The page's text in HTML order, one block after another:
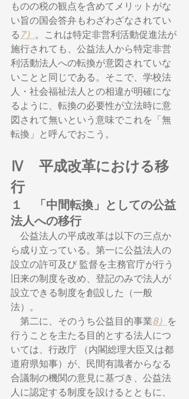
ものの税の観点を含めてメリットがな
い旨の国会答弁もわざわざなされてい
る 7） 。これは特定非営利活動促進法が
施行されても、公益法人から特定非営
利活動法人への転換が意図されていな
いことと同じである。そこで、学校法
人・社会福祉法人との相違が明確にな
るように、転換の必要性が立法時に意
図されて無いという意味でこれを「無
転換」と呼んでおこう。
Ⅳ　平成改革における移
行
１　「中間転換」としての公益
法人への移行
公益法人の平成改革は以下の三点か
ら成り立っている。第一に公益法人の
設立の許可及び 監督を主務官庁が行う
旧来の制度を改め、登記のみで法人が
設立できる制度を創設した（一般
法）。
第二に、そのうち公益目的事業8） を
行うことを主たる目的とする法人につ
いては、行政庁 （内閣総理大臣又は都
道府県知事）が、民間有識者からなる
合議制の機関の意見に基づき、公益法
人に認定する制度を設けるとともに、